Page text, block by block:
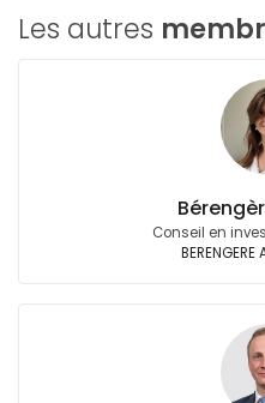
Les autres
Conseil en
BERENGERE